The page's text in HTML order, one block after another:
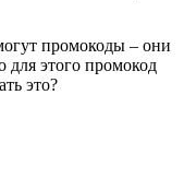
промокоды – они
для этого промокод
это?